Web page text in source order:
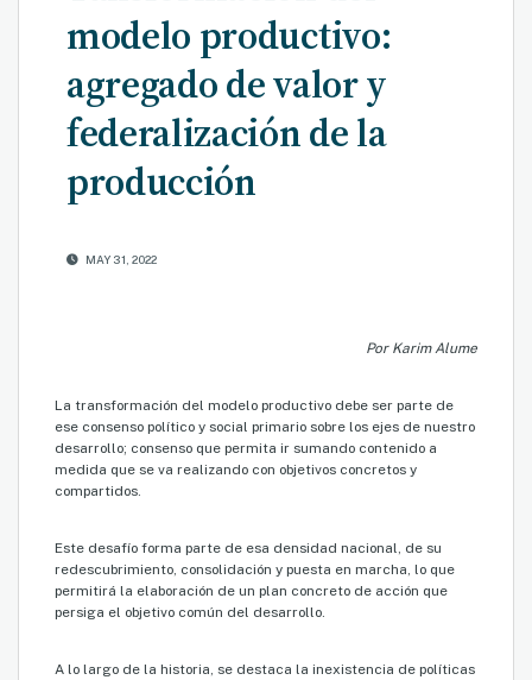
modelo productivo:
agregado de valor y
federalización de la
producción
MAY 31, 2022
Por Karim Alume
La transformación del modelo productivo debe ser parte de
ese consenso político y social primario sobre los ejes de nuestro
desarrollo; consenso que permita ir sumando contenido a
medida que se va realizando con objetivos concretos y
compartidos.
Este desafío forma parte de esa densidad nacional, de su
redescubrimiento, consolidación y puesta en marcha, lo que
permitirá la elaboración de un plan concreto de acción que
persiga el objetivo común del desarrollo.
A lo largo de la historia, se destaca la inexistencia de políticas